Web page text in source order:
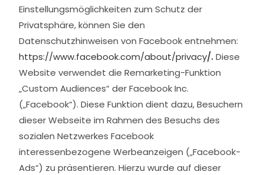
Einstellungsmöglichkeiten zum Schutz der
Privatsphäre, können Sie den
Datenschutzhinweisen von Facebook entnehmen:
https://www.facebook.com/about/privacy/.Diese
Website verwendet die Remarketing-Funktion
„Custom Audiences“ der Facebook Inc.
(„Facebook“). Diese Funktion dient dazu, Besuchern
dieser Webseite im Rahmen des Besuchs des
sozialen Netzwerkes Facebook
interessenbezogene Werbeanzeigen („Facebook-
Ads“) zu präsentieren. Hierzu wurde auf dieser